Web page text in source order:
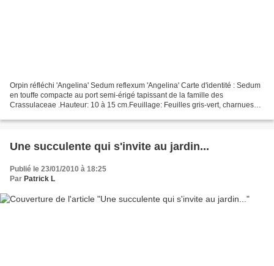
Orpin réfléchi 'Angelina' Sedum reflexum 'Angelina' Carte d'identité : Sedum
en touffe compacte au port semi-érigé tapissant de la famille des
Crassulaceae .Hauteur: 10 à 15 cm.Feuillage: Feuilles gris-vert, charnues
Une succulente qui s'invite au jardin...
Publié le 23/01/2010 à 18:25
Par Patrick L